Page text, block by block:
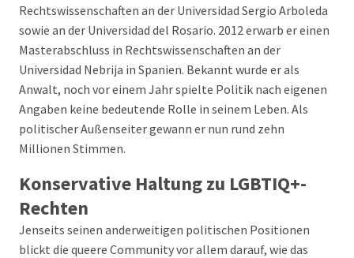
Rechtswissenschaften an der Universidad Sergio Arboleda
sowie an der Universidad del Rosario. 2012 erwarb er einen
Masterabschluss in Rechtswissenschaften an der
Universidad Nebrija in Spanien. Bekannt wurde er als
Anwalt, noch vor einem Jahr spielte Politik nach eigenen
Angaben keine bedeutende Rolle in seinem Leben. Als
politischer Außenseiter gewann er nun rund zehn
Millionen Stimmen.
Konservative Haltung zu LGBTIQ+-
Rechten
Jenseits seinen anderweitigen politischen Positionen
blickt die queere Community vor allem darauf, wie das